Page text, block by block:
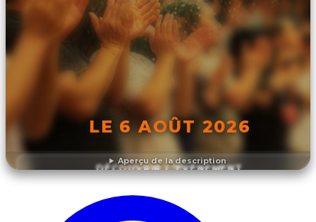
Aperçu de la description
LE 6 AOÛT 2026
DÉCOUVRIR L'ÉVÉNEMENT